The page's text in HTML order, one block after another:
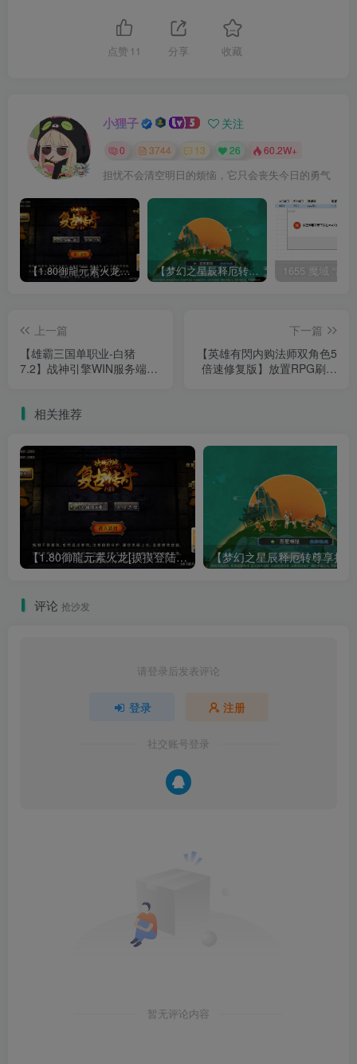
点赞 11 分享 收藏
小狸子 关注
0 3744 13 26 60.2W+
担忧不会清空明日的烦恼，它只会丧失今日的勇气
【1.80御龍元素火龙[摸摸登陆器]】战神引擎WIN服务端+GM工具+充值后台+双端+架设教程 【梦幻之星辰释厄转尊享挂机版】MT3换皮梦幻西游Linux服务端+GM后台+双端+源码+架设教程
上一篇
【雄霸三国单职业-白猪
7.2】战神引擎WIN服务端
下一篇
【英雄有閃内购法师双角色5
倍速修复版】放置RPG刷宝
相关推荐
【1.80御龍元素火龙[摸摸登陆器]】战神引擎WIN服务端+GM工具+充值后台+双端+架设教程
评论 抢沙发
请登录后发表评论
登录 注册
社交账号登录
暂无评论内容